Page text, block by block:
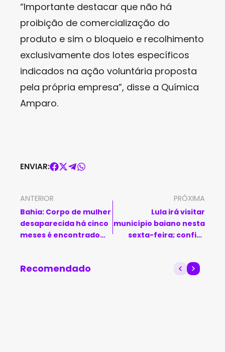
“Importante destacar que não há
proibição de comercialização do
produto e sim o bloqueio e recolhimento
exclusivamente dos lotes específicos
indicados na ação voluntária proposta
pela própria empresa”, disse a Química
Amparo.
ENVIAR:
ANTERIOR
Bahia: Corpo de mulher
desaparecida há cinco
meses é encontrado
PRÓXIMA
Lula irá visitar
município baiano nesta
sexta-feira; confira
Recomendado